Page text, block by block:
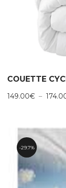
COUETTE
149.00€ –
29.7%